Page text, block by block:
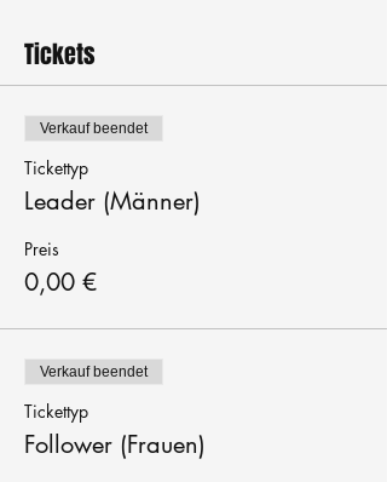
Tickets
Verkauf beendet
Tickettyp
Leader (Männer)
Preis
0,00 €
Verkauf beendet
Tickettyp
Follower (Frauen)